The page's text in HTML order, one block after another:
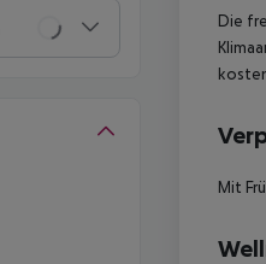
Die
Mit